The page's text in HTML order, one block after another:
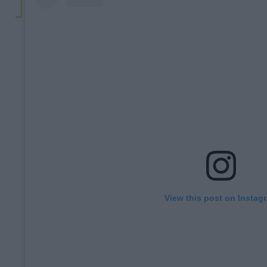
View this post on